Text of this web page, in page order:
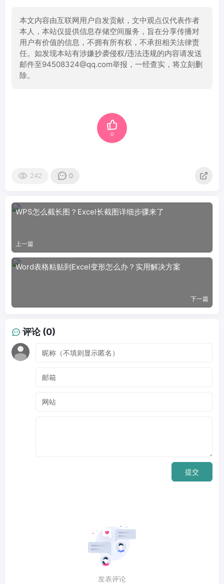
本文内容由互联网用户自发贡献，文中观点仅代表作者
本人，本站仅提供信息存储空间服务，旨在分享传播对
用户有价值的信息，不拥有所有权，不承担相关法律责
任。如发现本站有涉嫌抄袭侵权/违法违规的内容请发送
邮件至94508324@qq.com举报，一经查实，将立刻删
除。
0
242 0
WPS怎么截长图？Excel长截图详细步骤来了
上一篇
Word表格粘贴到Excel变形怎么办？实用解决方案
下一篇
评论 (0)
提交
发表评论